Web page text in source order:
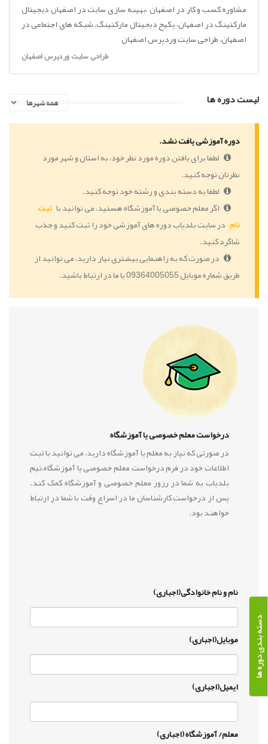
دسته بندی دوره ها
مشاوره کسب و کار در اصفهان ،بهینه سازی سایت در اصفهان دیجیتال
مارکتینگ در اصفهان، پکیج دیجیتال مارکتینگ، شبکه های اجتماعی در
اصفهان، طراحی سایت وردپرس اصفهان
طراحی سایت وردپرس اصفهان
لیست دوره ها
دوره آموزشی یافت نشد.
لطفا برای یافتن دوره مورد نظر خود، به استان و شهر مورد
نظرتان توجه کنید.
لطفا به دسته بندی و رشته خود توجه کنید.
اگر معلم خصوصی یا آموزشگاه هستید، می توانید با ثبت
نام در سایت بلدیاب دوره های آموزشی خود را ثبت کنید و جذب
شاگرد کنید.
در صورت که به راهنمایی بیشتری نیاز دارید، می توانید از
طریق شماره موبایل 09364005055 با ما در ارتباط باشید.
درخواست معلم خصوصی یا آموزشگاه
در صورتی که نیاز به معلم یا آموزشگاه دارید، می توانید با ثبت
اطلاعات خود در فرم درخواست معلم خصوصی یا آموزشگاه،تیم
بلدیاب به شما در رزور معلم خصوصی و آموزشگاه کمک کند.
پس از درخواست کارشناسان ما در اسراع وقت با شما در ارتباط
خواهند بود.
نام و نام خانوادگی(اجباری)
موبایل(اجباری)
ایمیل(اجباری)
معلم/ آموزشگاه (اجباری)